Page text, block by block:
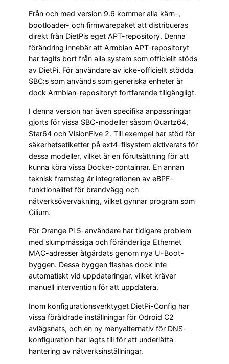
Från och med version 9.6 kommer alla kärn-,
bootloader- och firmwarepaket att distribueras
direkt från DietPis eget APT-repository. Denna
förändring innebär att Armbian APT-repositoryt
har tagits bort från alla system som officiellt stöds
av DietPi. För användare av icke-officiellt stödda
SBC:s som används som generiska enheter är
dock Armbian-repositoryt fortfarande tillgängligt.
I denna version har även specifika anpassningar
gjorts för vissa SBC-modeller såsom Quartz64,
Star64 och VisionFive 2. Till exempel har stöd för
säkerhetsetiketter på ext4-filsystem aktiverats för
dessa modeller, vilket är en förutsättning för att
kunna köra vissa Docker-containrar. En annan
teknisk framsteg är integrationen av eBPF-
funktionalitet för brandvägg och
nätverksövervakning, vilket gynnar program som
Cilium.
För Orange Pi 5-användare har tidigare problem
med slumpmässiga och föränderliga Ethernet
MAC-adresser åtgärdats genom nya U-Boot-
byggen. Dessa byggen flashas dock inte
automatiskt vid uppdateringar, vilket kräver
manuell intervention för att uppdatera.
Inom konfigurationsverktyget DietPi-Config har
vissa föråldrade inställningar för Odroid C2
avlägsnats, och en ny menyalternativ för DNS-
konfiguration har lagts till för att underlätta
hantering av nätverksinställningar.